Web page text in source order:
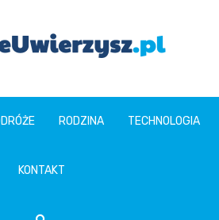
RODZINA TECHNOLOGIA
KONTAKT